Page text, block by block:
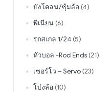
บังโคลน/ซุ้มล้อ (4)
พีเนียน (6)
รถสเกล 1/24 (5)
หัวบอล -Rod Ends (21)
เซอร์โว – Servo (23)
โป่งล้อ (10)